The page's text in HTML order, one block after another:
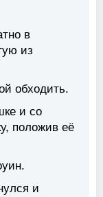
в
из
обходить.
и со
положив её
и